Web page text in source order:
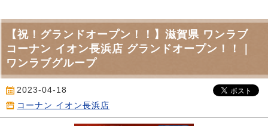
【祝！グランドオープン！！】滋賀県 ワンラブ
コーナン イオン長浜店 グランドオープン！！｜
ワンラブグループ
2023-04-18
コーナン イオン長浜店